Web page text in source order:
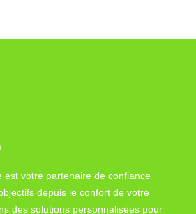
est votre partenaire de confiance
depuis le confort de votre
des solutions personnalisées pour